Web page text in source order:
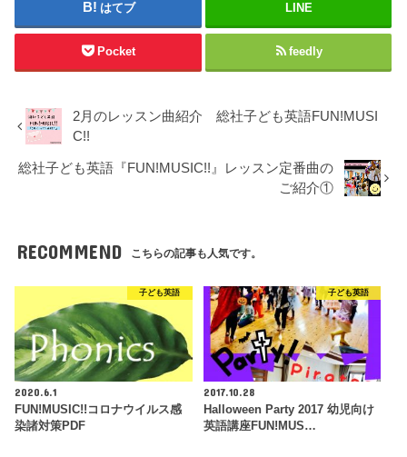
はてブ LINE
Pocket feedly
2月のレッスン曲紹介 総社子ども英語FUN!MUSI
C!!
総社子ども英語『FUN!MUSIC!!』レッスン定番曲の
ご紹介①
RECOMMEND こちらの記事も人気です。
子ども英語
2020.6.1
FUN!MUSIC!!コロナウイルス感
染諸対策PDF
子ども英語
2017.10.28
Halloween Party 2017 幼児向け
英語講座FUN!MUS…